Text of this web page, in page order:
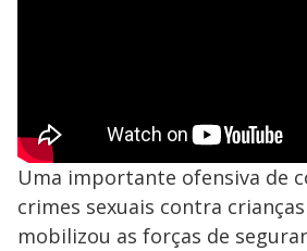
Uma importante ofensiva de
crimes sexuais contra
mobilizou as forças de